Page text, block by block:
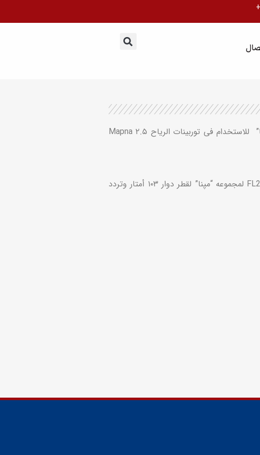
علبه التروس لتوربینات الریاح مودیل PS3 VF ۱۴۶ هی علبه تروس تعمل بالطاقه الشمسیه یتم إنتاجها فی شرکه “توغا” للاستخدام فی توربینات الریاح Mapna ۲.۵
تتکون علبه التروس PS3 VF ۱۴۶ من ثلاث مراحل، اثنتان منها شمسیه والثالثه حلزونیه، وتستخدم فی توربینات FL2500 لمجموعه “مپنا” لقطر دوار ۱۰۳ أمتار وتردد